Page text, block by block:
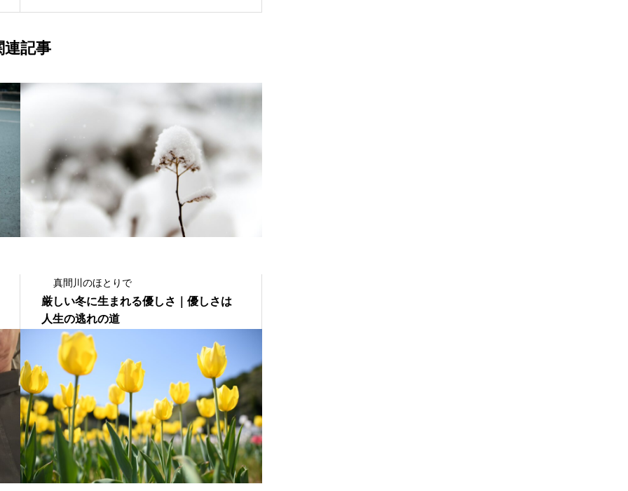
連記事
真間川のほとりで
厳しい冬に生まれる優しさ｜優しさは
人生の逃れの道
2025.02.10